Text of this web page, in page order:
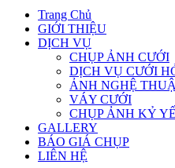
Trang Chủ
GIỚI THIỆU
DỊCH VỤ
CHỤP ẢNH CƯỚI
DỊCH VỤ CƯỚI
ẢNH NGHỆ
VÁY CƯỚI
CHỤP ẢNH KỶ
GALLERY
BÁO GIÁ CHỤP
LIÊN HỆ